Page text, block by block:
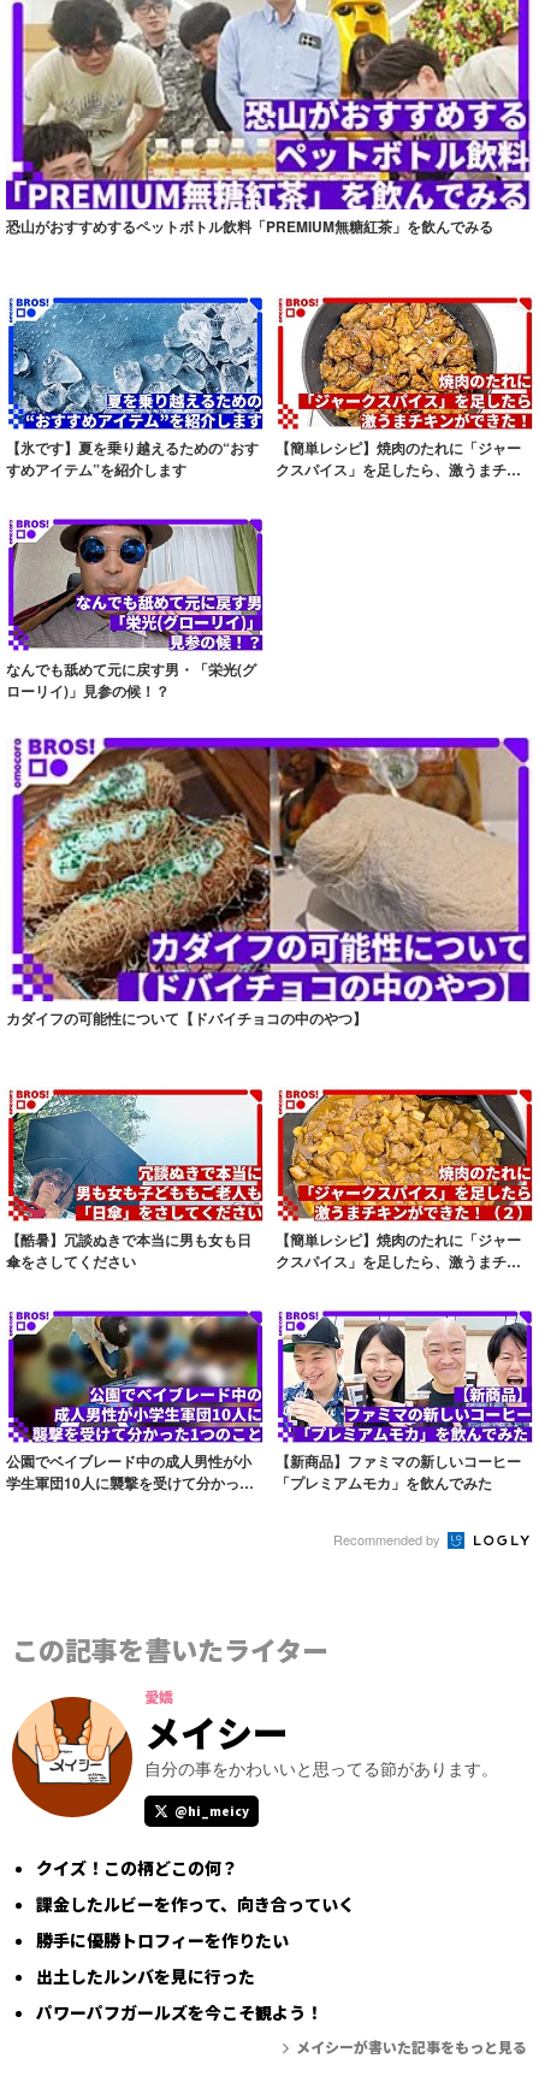
恐山がおすすめするペットボトル飲料「PREMIUM無糖紅茶」を飲んでみる
【氷です】夏を乗り越えるための“おす
すめアイテム”を紹介します
【簡単レシピ】焼肉のたれに「ジャー
クスパイス」を足したら、激うまチキ
なんでも舐めて元に戻す男・「栄光(グ
ローリイ)」見参の候！？
カダイフの可能性について【ドバイチョコの中のやつ】
【酷暑】冗談ぬきで本当に男も女も日
傘をさしてください
【簡単レシピ】焼肉のたれに「ジャー
クスパイス」を足したら、激うまチキ
公園でベイブレード中の成人男性が小
学生軍団10人に襲撃を受けて分かった1
【新商品】ファミマの新しいコーヒー
「プレミアムモカ」を飲んでみた
Recommended by
この記事を書いたライター
愛嬌
メイシー
自分の事をかわいいと思ってる節があります。
@hi_meicy
クイズ！この柄どこの何？
課金したルビーを作って、向き合っていく
勝手に優勝トロフィーを作りたい
出土したルンバを見に行った
パワーパフガールズを今こそ観よう！
メイシーが書いた記事をもっと見る